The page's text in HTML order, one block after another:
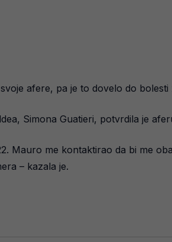
afere, pa je to dovelo do
Simona Guatieri, potvrdila je
Mauro me kontaktirao da bi me
– kazala je.